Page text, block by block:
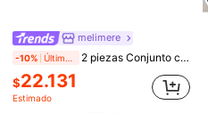
melimere
-10% 2 piezas Conjunto casual de camiseta de manga larga de punto acanalado y pantalones con cintura ajustable para maternidad
$22.131
Estimado